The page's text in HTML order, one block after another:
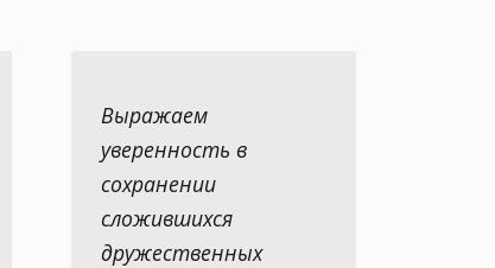
Выражаем
уверенность в
сохранении
сложившихся
дружественных